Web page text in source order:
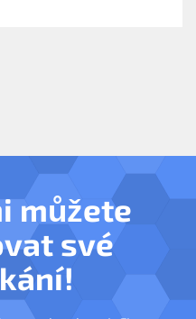
můžete
své